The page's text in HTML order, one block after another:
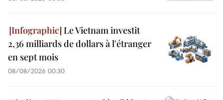
Le Vietnam investit
2,36 milliards de dollars à l'étranger
en sept mois
08/08/2026 00:30